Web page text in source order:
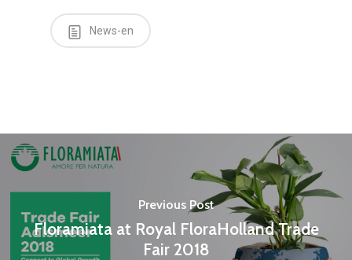
News-en
Previous Post
Floramiata at Royal FloraHolland Trade
Fair 2018